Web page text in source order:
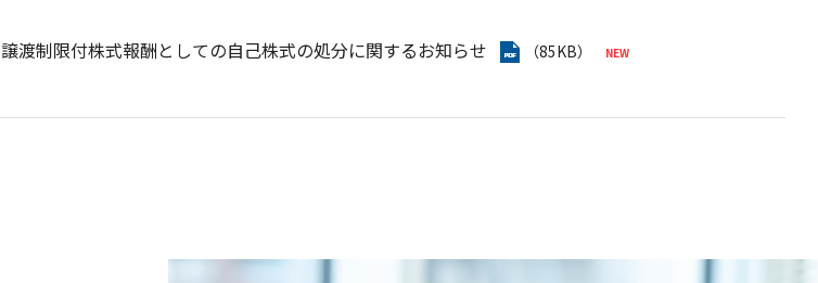
譲渡制限付株式報酬としての自己株式の処分に関するお知らせ （85KB）
QUICK & NOMURA コーポレート・リサーチによる投資家向け弊社レポートが更新されました
（27KB）
譲渡制限付株式報酬としての自己株式の処分の払込完了に関するお知らせ （50KB）